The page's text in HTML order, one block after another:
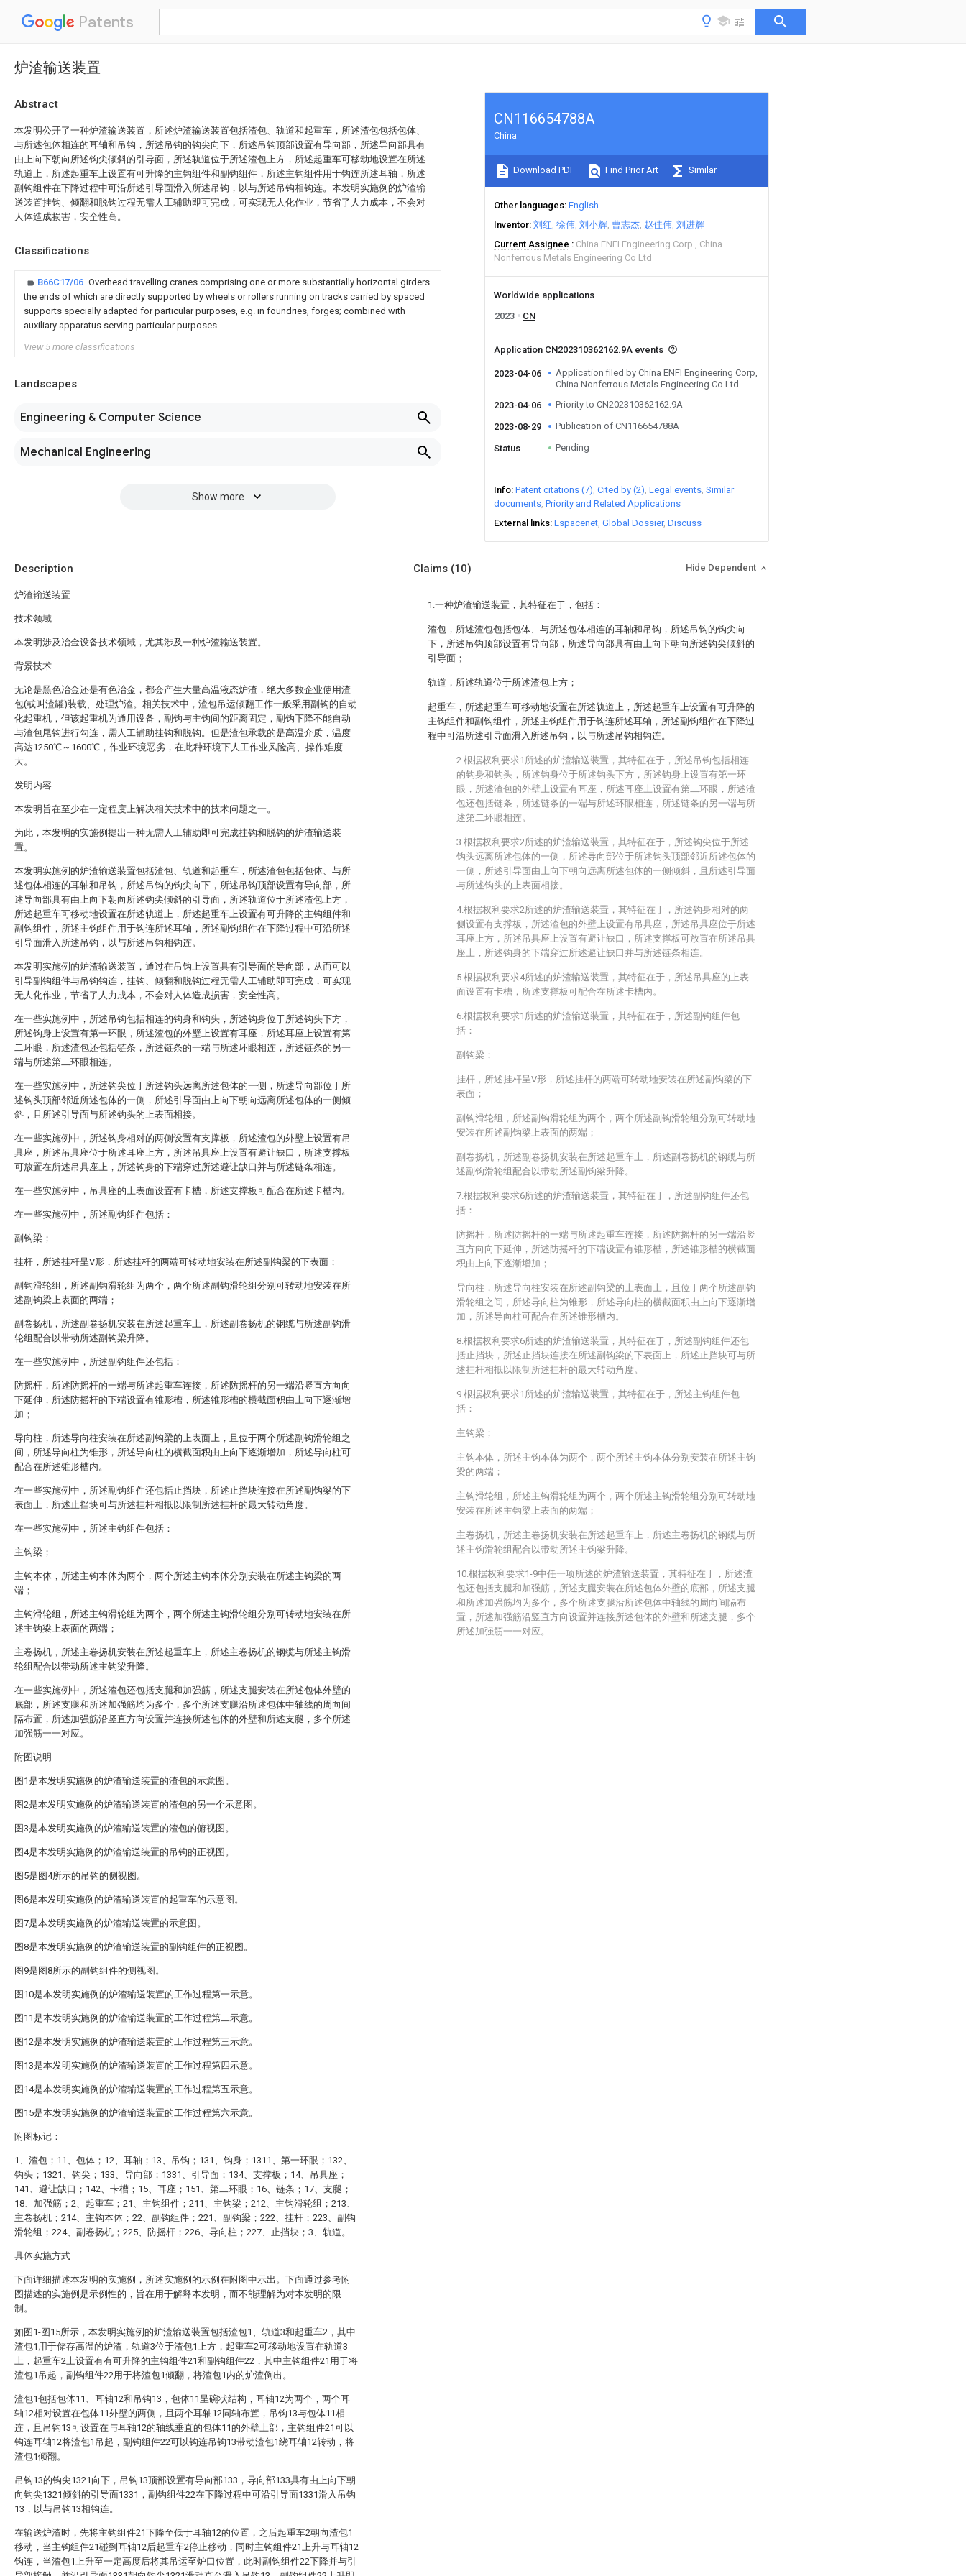
Patents
炉渣输送装置
Abstract
本发明公开了一种炉渣输送装置，所述炉渣输送装置包括渣包、轨道和起重车，所述渣包包括包体、
与所述包体相连的耳轴和吊钩，所述吊钩的钩尖向下，所述吊钩顶部设置有导向部，所述导向部具有
由上向下朝向所述钩尖倾斜的引导面，所述轨道位于所述渣包上方，所述起重车可移动地设置在所述
轨道上，所述起重车上设置有可升降的主钩组件和副钩组件，所述主钩组件用于钩连所述耳轴，所述
副钩组件在下降过程中可沿所述引导面滑入所述吊钩，以与所述吊钩相钩连。本发明实施例的炉渣输
送装置挂钩、倾翻和脱钩过程无需人工辅助即可完成，可实现无人化作业，节省了人力成本，不会对
人体造成损害，安全性高。
Classifications
B66C17/06 Overhead travelling cranes comprising one or more substantially horizontal girders
the ends of which are directly supported by wheels or rollers running on tracks carried by spaced
supports specially adapted for particular purposes, e.g. in foundries, forges; combined with
auxiliary apparatus serving particular purposes
View 5 more classifications
Landscapes
Engineering & Computer Science
Mechanical Engineering
Show more
CN116654788A
China
Download PDF Find Prior Art Similar
Other languages English
Inventor 刘红 徐伟 刘小辉 曹志杰 赵佳伟 刘进辉
Current Assignee
China ENFI Engineering Corp
China
Nonferrous Metals Engineering Co Ltd
Worldwide applications
2023
CN
Application CN202310362162.9A events
2023-04-06
Application filed by China ENFI Engineering Corp,
China Nonferrous Metals Engineering Co Ltd
2023-04-06
Priority to CN202310362162.9A
2023-08-29 Publication of CN116654788A
Status Pending
Info Patent citations (7) Cited by (2) Legal events Similar
documents Priority and Related Applications
External links Espacenet Global Dossier Discuss
Description
炉渣输送装置
技术领域
本发明涉及冶金设备技术领域，尤其涉及一种炉渣输送装置。
背景技术
无论是黑色冶金还是有色冶金，都会产生大量高温液态炉渣，绝大多数企业使用渣
包(或叫渣罐)装载、处理炉渣。相关技术中，渣包吊运倾翻工作一般采用副钩的自动
化起重机，但该起重机为通用设备，副钩与主钩间的距离固定，副钩下降不能自动
与渣包尾钩进行勾连，需人工辅助挂钩和脱钩。但是渣包承载的是高温介质，温度
高达1250℃～1600℃，作业环境恶劣，在此种环境下人工作业风险高、操作难度
大。
发明内容
本发明旨在至少在一定程度上解决相关技术中的技术问题之一。
为此，本发明的实施例提出一种无需人工辅助即可完成挂钩和脱钩的炉渣输送装
置。
本发明实施例的炉渣输送装置包括渣包、轨道和起重车，所述渣包包括包体、与所
述包体相连的耳轴和吊钩，所述吊钩的钩尖向下，所述吊钩顶部设置有导向部，所
述导向部具有由上向下朝向所述钩尖倾斜的引导面，所述轨道位于所述渣包上方，
所述起重车可移动地设置在所述轨道上，所述起重车上设置有可升降的主钩组件和
副钩组件，所述主钩组件用于钩连所述耳轴，所述副钩组件在下降过程中可沿所述
引导面滑入所述吊钩，以与所述吊钩相钩连。
本发明实施例的炉渣输送装置，通过在吊钩上设置具有引导面的导向部，从而可以
引导副钩组件与吊钩钩连，挂钩、倾翻和脱钩过程无需人工辅助即可完成，可实现
无人化作业，节省了人力成本，不会对人体造成损害，安全性高。
在一些实施例中，所述吊钩包括相连的钩身和钩头，所述钩身位于所述钩头下方，
所述钩身上设置有第一环眼，所述渣包的外壁上设置有耳座，所述耳座上设置有第
二环眼，所述渣包还包括链条，所述链条的一端与所述环眼相连，所述链条的另一
端与所述第二环眼相连。
在一些实施例中，所述钩尖位于所述钩头远离所述包体的一侧，所述导向部位于所
述钩头顶部邻近所述包体的一侧，所述引导面由上向下朝向远离所述包体的一侧倾
斜，且所述引导面与所述钩头的上表面相接。
在一些实施例中，所述钩身相对的两侧设置有支撑板，所述渣包的外壁上设置有吊
具座，所述吊具座位于所述耳座上方，所述吊具座上设置有避让缺口，所述支撑板
可放置在所述吊具座上，所述钩身的下端穿过所述避让缺口并与所述链条相连。
在一些实施例中，吊具座的上表面设置有卡槽，所述支撑板可配合在所述卡槽内。
在一些实施例中，所述副钩组件包括：
副钩梁；
挂杆，所述挂杆呈V形，所述挂杆的两端可转动地安装在所述副钩梁的下表面；
副钩滑轮组，所述副钩滑轮组为两个，两个所述副钩滑轮组分别可转动地安装在所
述副钩梁上表面的两端；
副卷扬机，所述副卷扬机安装在所述起重车上，所述副卷扬机的钢缆与所述副钩滑
轮组配合以带动所述副钩梁升降。
在一些实施例中，所述副钩组件还包括：
防摇杆，所述防摇杆的一端与所述起重车连接，所述防摇杆的另一端沿竖直方向向
下延伸，所述防摇杆的下端设置有锥形槽，所述锥形槽的横截面积由上向下逐渐增
加；
导向柱，所述导向柱安装在所述副钩梁的上表面上，且位于两个所述副钩滑轮组之
间，所述导向柱为锥形，所述导向柱的横截面积由上向下逐渐增加，所述导向柱可
配合在所述锥形槽内。
在一些实施例中，所述副钩组件还包括止挡块，所述止挡块连接在所述副钩梁的下
表面上，所述止挡块可与所述挂杆相抵以限制所述挂杆的最大转动角度。
在一些实施例中，所述主钩组件包括：
主钩梁；
主钩本体，所述主钩本体为两个，两个所述主钩本体分别安装在所述主钩梁的两
端；
主钩滑轮组，所述主钩滑轮组为两个，两个所述主钩滑轮组分别可转动地安装在所
述主钩梁上表面的两端；
主卷扬机，所述主卷扬机安装在所述起重车上，所述主卷扬机的钢缆与所述主钩滑
轮组配合以带动所述主钩梁升降。
在一些实施例中，所述渣包还包括支腿和加强筋，所述支腿安装在所述包体外壁的
底部，所述支腿和所述加强筋均为多个，多个所述支腿沿所述包体中轴线的周向间
隔布置，所述加强筋沿竖直方向设置并连接所述包体的外壁和所述支腿，多个所述
加强筋一一对应。
附图说明
图1是本发明实施例的炉渣输送装置的渣包的示意图。
图2是本发明实施例的炉渣输送装置的渣包的另一个示意图。
图3是本发明实施例的炉渣输送装置的渣包的俯视图。
图4是本发明实施例的炉渣输送装置的吊钩的正视图。
图5是图4所示的吊钩的侧视图。
图6是本发明实施例的炉渣输送装置的起重车的示意图。
图7是本发明实施例的炉渣输送装置的示意图。
图8是本发明实施例的炉渣输送装置的副钩组件的正视图。
图9是图8所示的副钩组件的侧视图。
图10是本发明实施例的炉渣输送装置的工作过程第一示意。
图11是本发明实施例的炉渣输送装置的工作过程第二示意。
图12是本发明实施例的炉渣输送装置的工作过程第三示意。
图13是本发明实施例的炉渣输送装置的工作过程第四示意。
图14是本发明实施例的炉渣输送装置的工作过程第五示意。
图15是本发明实施例的炉渣输送装置的工作过程第六示意。
附图标记：
1、渣包；11、包体；12、耳轴；13、吊钩；131、钩身；1311、第一环眼；132、
钩头；1321、钩尖；133、导向部；1331、引导面；134、支撑板；14、吊具座；
141、避让缺口；142、卡槽；15、耳座；151、第二环眼；16、链条；17、支腿；
18、加强筋；2、起重车；21、主钩组件；211、主钩梁；212、主钩滑轮组；213、
主卷扬机；214、主钩本体；22、副钩组件；221、副钩梁；222、挂杆；223、副钩
滑轮组；224、副卷扬机；225、防摇杆；226、导向柱；227、止挡块；3、轨道。
具体实施方式
下面详细描述本发明的实施例，所述实施例的示例在附图中示出。下面通过参考附
图描述的实施例是示例性的，旨在用于解释本发明，而不能理解为对本发明的限
制。
如图1-图15所示，本发明实施例的炉渣输送装置包括渣包1、轨道3和起重车2，其中
渣包1用于储存高温的炉渣，轨道3位于渣包1上方，起重车2可移动地设置在轨道3
上，起重车2上设置有有可升降的主钩组件21和副钩组件22，其中主钩组件21用于将
渣包1吊起，副钩组件22用于将渣包1倾翻，将渣包1内的炉渣倒出。
渣包1包括包体11、耳轴12和吊钩13，包体11呈碗状结构，耳轴12为两个，两个耳
轴12相对设置在包体11外壁的两侧，且两个耳轴12同轴布置，吊钩13与包体11相
连，且吊钩13可设置在与耳轴12的轴线垂直的包体11的外壁上部，主钩组件21可以
钩连耳轴12将渣包1吊起，副钩组件22可以钩连吊钩13带动渣包1绕耳轴12转动，将
渣包1倾翻。
吊钩13的钩尖1321向下，吊钩13顶部设置有导向部133，导向部133具有由上向下朝
向钩尖1321倾斜的引导面1331，副钩组件22在下降过程中可沿引导面1331滑入吊钩
13，以与吊钩13相钩连。
在输送炉渣时，先将主钩组件21下降至低于耳轴12的位置，之后起重车2朝向渣包1
移动，当主钩组件21碰到耳轴12后起重车2停止移动，同时主钩组件21上升与耳轴12
钩连，当渣包1上升至一定高度后将其吊运至炉口位置，此时副钩组件22下降并与引
Claims (10) Hide Dependent
1.一种炉渣输送装置，其特征在于，包括：
渣包，所述渣包包括包体、与所述包体相连的耳轴和吊钩，所述吊钩的钩尖向
下，所述吊钩顶部设置有导向部，所述导向部具有由上向下朝向所述钩尖倾斜的
引导面；
轨道，所述轨道位于所述渣包上方；
起重车，所述起重车可移动地设置在所述轨道上，所述起重车上设置有可升降的
主钩组件和副钩组件，所述主钩组件用于钩连所述耳轴，所述副钩组件在下降过
程中可沿所述引导面滑入所述吊钩，以与所述吊钩相钩连。
2.根据权利要求1所述的炉渣输送装置，其特征在于，所述吊钩包括相连
的钩身和钩头，所述钩身位于所述钩头下方，所述钩身上设置有第一环
眼，所述渣包的外壁上设置有耳座，所述耳座上设置有第二环眼，所述渣
包还包括链条，所述链条的一端与所述环眼相连，所述链条的另一端与所
述第二环眼相连。
3.根据权利要求2所述的炉渣输送装置，其特征在于，所述钩尖位于所述
钩头远离所述包体的一侧，所述导向部位于所述钩头顶部邻近所述包体的
一侧，所述引导面由上向下朝向远离所述包体的一侧倾斜，且所述引导面
与所述钩头的上表面相接。
4.根据权利要求2所述的炉渣输送装置，其特征在于，所述钩身相对的两
侧设置有支撑板，所述渣包的外壁上设置有吊具座，所述吊具座位于所述
耳座上方，所述吊具座上设置有避让缺口，所述支撑板可放置在所述吊具
座上，所述钩身的下端穿过所述避让缺口并与所述链条相连。
5.根据权利要求4所述的炉渣输送装置，其特征在于，所述吊具座的上表
面设置有卡槽，所述支撑板可配合在所述卡槽内。
6.根据权利要求1所述的炉渣输送装置，其特征在于，所述副钩组件包
括：
副钩梁；
挂杆，所述挂杆呈V形，所述挂杆的两端可转动地安装在所述副钩梁的下
表面；
副钩滑轮组，所述副钩滑轮组为两个，两个所述副钩滑轮组分别可转动地
安装在所述副钩梁上表面的两端；
副卷扬机，所述副卷扬机安装在所述起重车上，所述副卷扬机的钢缆与所
述副钩滑轮组配合以带动所述副钩梁升降。
7.根据权利要求6所述的炉渣输送装置，其特征在于，所述副钩组件还包
括：
防摇杆，所述防摇杆的一端与所述起重车连接，所述防摇杆的另一端沿竖
直方向向下延伸，所述防摇杆的下端设置有锥形槽，所述锥形槽的横截面
积由上向下逐渐增加；
导向柱，所述导向柱安装在所述副钩梁的上表面上，且位于两个所述副钩
滑轮组之间，所述导向柱为锥形，所述导向柱的横截面积由上向下逐渐增
加，所述导向柱可配合在所述锥形槽内。
8.根据权利要求6所述的炉渣输送装置，其特征在于，所述副钩组件还包
括止挡块，所述止挡块连接在所述副钩梁的下表面上，所述止挡块可与所
述挂杆相抵以限制所述挂杆的最大转动角度。
9.根据权利要求1所述的炉渣输送装置，其特征在于，所述主钩组件包
括：
主钩梁；
主钩本体，所述主钩本体为两个，两个所述主钩本体分别安装在所述主钩
梁的两端；
主钩滑轮组，所述主钩滑轮组为两个，两个所述主钩滑轮组分别可转动地
安装在所述主钩梁上表面的两端；
主卷扬机，所述主卷扬机安装在所述起重车上，所述主卷扬机的钢缆与所
述主钩滑轮组配合以带动所述主钩梁升降。
10.根据权利要求1-9中任一项所述的炉渣输送装置，其特征在于，所述渣
包还包括支腿和加强筋，所述支腿安装在所述包体外壁的底部，所述支腿
和所述加强筋均为多个，多个所述支腿沿所述包体中轴线的周向间隔布
置，所述加强筋沿竖直方向设置并连接所述包体的外壁和所述支腿，多个
所述加强筋一一对应。